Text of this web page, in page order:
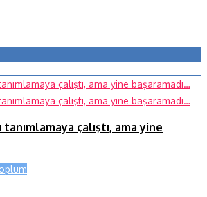
tanımlamaya çalıştı, ama yine